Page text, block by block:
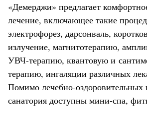
«Демерджи» предлагает
лечение, включающее такие
электрофорез, дарсонваль,
излучение, магнитотерапию,
УВЧ-терапию, квантовую и
терапию, ингаляции различных
Помимо лечебно-оздоровительных
санатория доступны мини-спа,